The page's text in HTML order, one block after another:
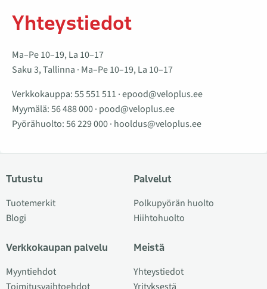
Yhteystiedot
Ma–Pe 10–19, La 10–17
Saku 3, Tallinna · Ma–Pe 10–19, La 10–17
Verkkokauppa:55 551 511 ·epood@veloplus.ee
Myymälä:56 488 000· pood@veloplus.ee
Pyörähuolto:56 229 000· hooldus@veloplus.ee
Tutustu
Tuotemerkit
Blogi
Verkkokaupan palvelu
Myyntiehdot
Palvelut
Polkupyörän huolto
Hiihtohuolto
Meistä
Yhteystiedot